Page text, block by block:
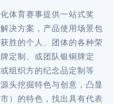
体育赛事提供一站式奖
决方案，产品使用场景包
胜的个人、团体的各种荣
定制、或团队银铜牌定
组织方的纪念品定制等
头挖掘特色与创意，凸显
）的特色，找出具有代表